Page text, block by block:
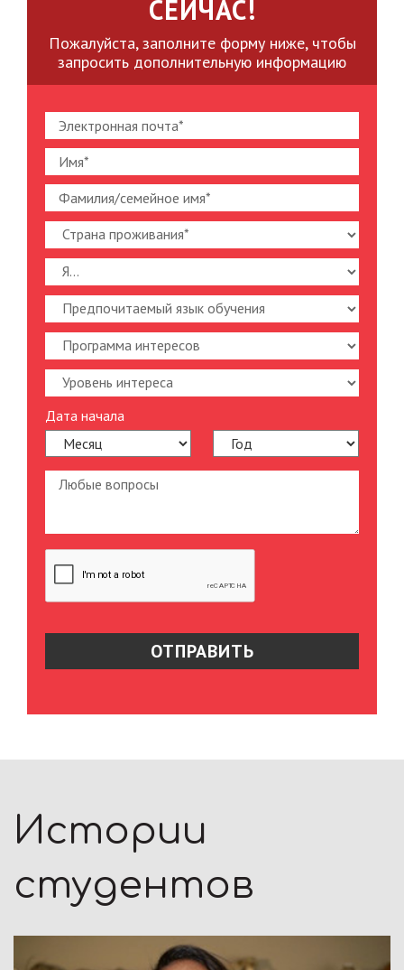
СЕЙЧАС!
Пожалуйста, заполните форму ниже, чтобы
запросить дополнительную информацию
Дата начала
Истории
студентов